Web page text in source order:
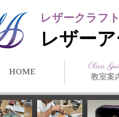
レザークラフ
レザー
HOME Class
教室案
クラス紹介
所在地・ア
講師紹介
アーティス
徒）紹介
教室スケジ
教室体験
リンク